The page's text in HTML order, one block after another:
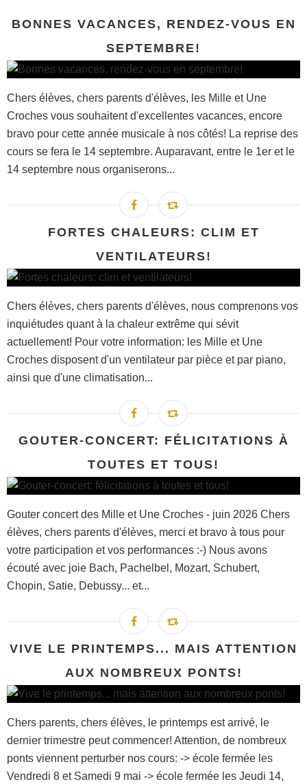
BONNES VACANCES, RENDEZ-VOUS EN
SEPTEMBRE!
Chers élèves, chers parents d'élèves, les Mille et Une
Croches vous souhaitent d'excellentes vacances, encore
bravo pour cette année musicale à nos côtés! La reprise des
cours se fera le 14 septembre. Auparavant, entre le 1er et le
14 septembre nous organiserons...
FORTES CHALEURS: CLIM ET
VENTILATEURS!
Chers élèves, chers parents d'élèves, nous comprenons vos
inquiétudes quant à la chaleur extrême qui sévit
actuellement! Pour votre information: les Mille et Une
Croches disposent d'un ventilateur par pièce et par piano,
ainsi que d'une climatisation...
GOUTER-CONCERT: FÉLICITATIONS À
TOUTES ET TOUS!
Gouter concert des Mille et Une Croches - juin 2026 Chers
élèves, chers parents d'élèves, merci et bravo à tous pour
votre participation et vos performances :-) Nous avons
écouté avec joie Bach, Pachelbel, Mozart, Schubert,
Chopin, Satie, Debussy... et...
VIVE LE PRINTEMPS... MAIS ATTENTION
AUX NOMBREUX PONTS!
Chers parents, chers élèves, le printemps est arrivé, le
dernier trimestre peut commencer! Attention, de nombreux
ponts viennent perturber nos cours: -> école fermée les
Vendredi 8 et Samedi 9 mai -> école fermée les Jeudi 14,